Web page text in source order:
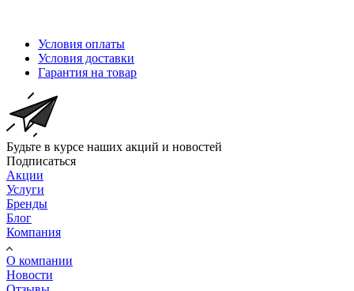
Условия оплаты
Условия доставки
Гарантия на товар
Будьте в курсе наших акций и новостей
Подписаться
Акции
Услуги
Бренды
Блог
Компания
О компании
Новости